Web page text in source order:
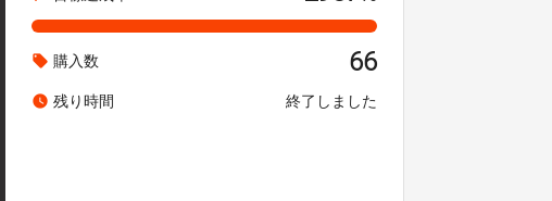
local_offer 購入数 66
watch_later 残り時間 終了しました